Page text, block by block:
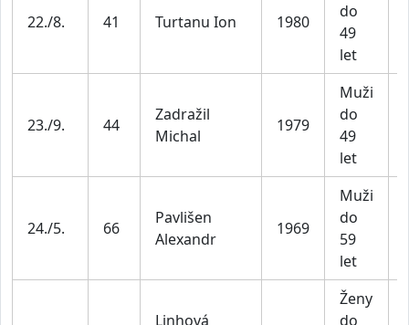
22./8. 41 Turtanu Ion 1980
do
49
let
23./9. 44
Zadražil
Michal
1979
Muži
do
49
let
24./5. 66
Pavlišen
Alexandr
1969
Muži
do
59
let
Linhová
Ženy
do